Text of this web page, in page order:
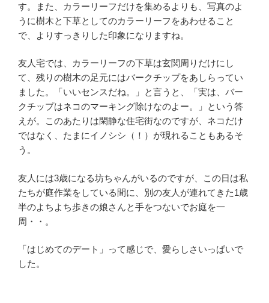
す。また、カラーリーフだけを集めるよりも、写真のよ
うに樹木と下草としてのカラーリーフをあわせること
で、よりすっきりした印象になりますね。
友人宅では、カラーリーフの下草は玄関周りだけにし
て、残りの樹木の足元にはバークチップをあしらってい
ました。「いいセンスだね。」と言うと、「実は、バー
クチップはネコのマーキング除けなのよー。」という答
えが。このあたりは閑静な住宅街なのですが、ネコだけ
ではなく、たまにイノシシ（！）が現れることもあるそ
う。
友人には3歳になる坊ちゃんがいるのですが、この日は私
たちが庭作業をしている間に、別の友人が連れてきた1歳
半のよちよち歩きの娘さんと手をつないでお庭を一
周・・。
「はじめてのデート」って感じで、愛らしさいっぱいで
した。